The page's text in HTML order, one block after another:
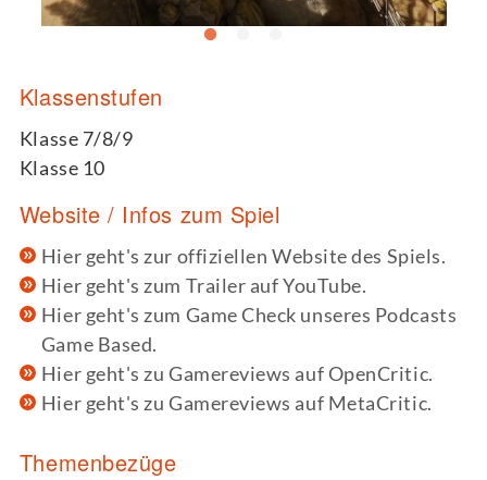
Klassenstufen
Klasse 7/8/9
Klasse 10
Website / Infos zum Spiel
Hier geht's zur offiziellen Website des Spiels.
Hier geht's zum Trailer auf YouTube.
Hier geht's zum Game Check unseres Podcasts
Game Based.
Hier geht's zu Gamereviews auf OpenCritic.
Hier geht's zu Gamereviews auf MetaCritic.
Themenbezüge